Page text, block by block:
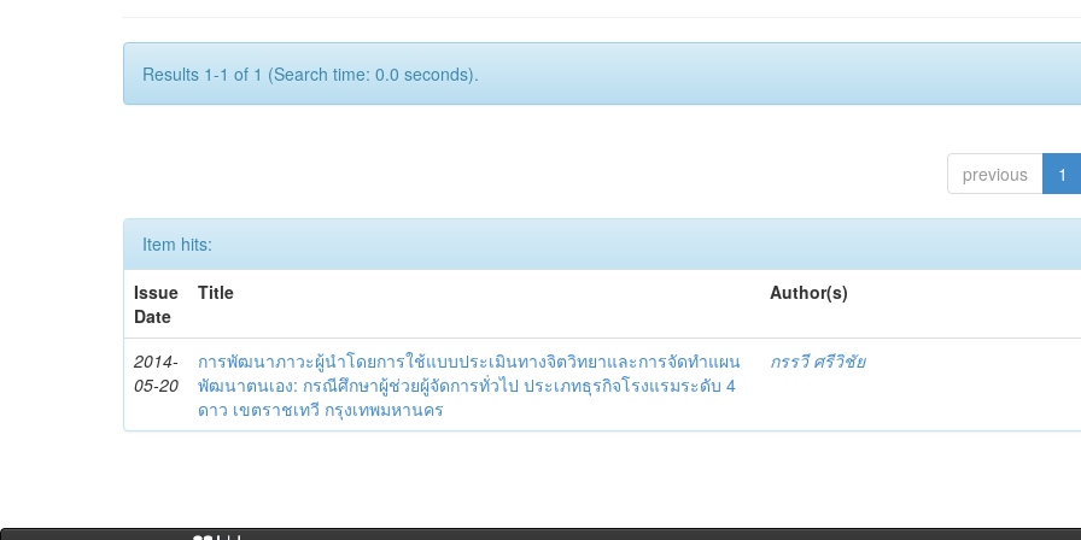
Results 1-1 of 1 (Search time: 0.0 seconds).
previous 1
Item hits:
Issue
Date
Title Author(s)
2014-
05-20
การพัฒนาภาวะผู้นำโดยการใช้แบบประเมินทางจิตวิทยาและการจัดทำแผน
พัฒนาตนเอง: กรณีศึกษาผู้ช่วยผู้จัดการทั่วไป ประเภทธุรกิจโรงแรมระดับ 4
ดาว เขตราชเทวี กรุงเทพมหานคร
กรรวี ศรีวิชัย